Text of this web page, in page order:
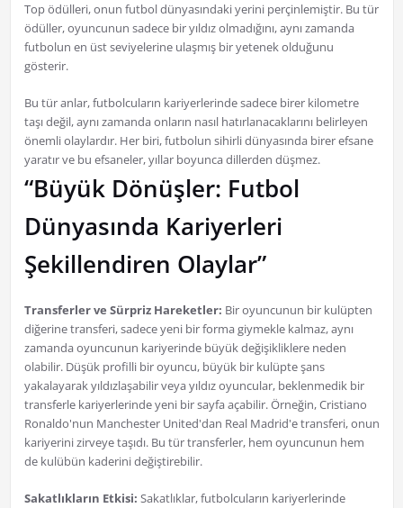
Top ödülleri, onun futbol dünyasındaki yerini perçinlemiştir. Bu tür
ödüller, oyuncunun sadece bir yıldız olmadığını, aynı zamanda
futbolun en üst seviyelerine ulaşmış bir yetenek olduğunu
gösterir.
Bu tür anlar, futbolcuların kariyerlerinde sadece birer kilometre
taşı değil, aynı zamanda onların nasıl hatırlanacaklarını belirleyen
önemli olaylardır. Her biri, futbolun sihirli dünyasında birer efsane
yaratır ve bu efsaneler, yıllar boyunca dillerden düşmez.
“Büyük Dönüşler: Futbol
Dünyasında Kariyerleri
Şekillendiren Olaylar”
Transferler ve Sürpriz Hareketler: Bir oyuncunun bir kulüpten
diğerine transferi, sadece yeni bir forma giymekle kalmaz, aynı
zamanda oyuncunun kariyerinde büyük değişikliklere neden
olabilir. Düşük profilli bir oyuncu, büyük bir kulüpte şans
yakalayarak yıldızlaşabilir veya yıldız oyuncular, beklenmedik bir
transferle kariyerlerinde yeni bir sayfa açabilir. Örneğin, Cristiano
Ronaldo'nun Manchester United'dan Real Madrid'e transferi, onun
kariyerini zirveye taşıdı. Bu tür transferler, hem oyuncunun hem
de kulübün kaderini değiştirebilir.
Sakatlıkların Etkisi: Sakatlıklar, futbolcuların kariyerlerinde